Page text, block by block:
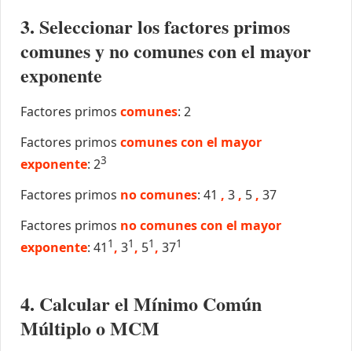
3. Seleccionar los factores primos
comunes y no comunes con el mayor
exponente
Factores primos comunes: 2
Factores primos comunes con el mayor
exponente: 23
Factores primos no comunes: 41 , 3 , 5 , 37
Factores primos no comunes con el mayor
exponente: 41 1 , 31 , 51 , 371
4. Calcular el Mínimo Común
Múltiplo o MCM